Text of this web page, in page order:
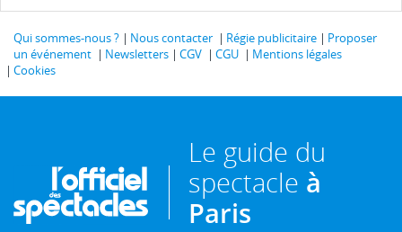
Qui sommes-nous ? Nous contacter Régie publicitaire
Proposer
un événement
Newsletters CGV CGU
Mentions légales
Cookies
Le guide du
spectacle à
Paris